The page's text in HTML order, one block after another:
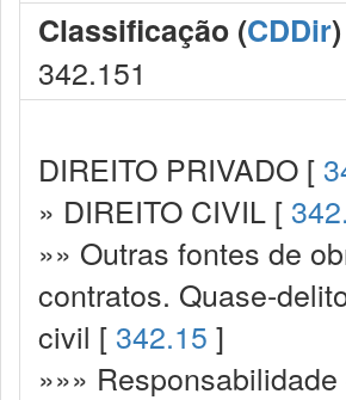
Classificação (CDDir)
342.151
DIREITO PRIVADO [
» DIREITO CIVIL [
»» Outras fontes de
contratos. Quase-
civil [ 342.15 ]
»»»